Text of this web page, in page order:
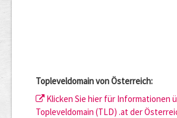
Topleveldomain von Österreich:
Klicken Sie hier für Informationen
Topleveldomain (TLD) .at der